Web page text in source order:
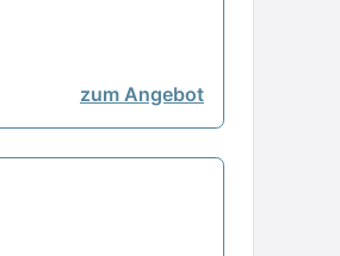
zum Angebot